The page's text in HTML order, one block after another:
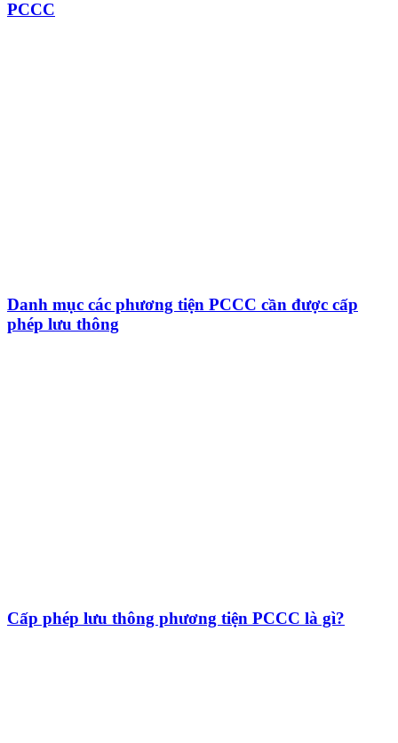
PCCC
Danh mục các phương tiện PCCC cần được cấp
phép lưu thông
Cấp phép lưu thông phương tiện PCCC là gì?